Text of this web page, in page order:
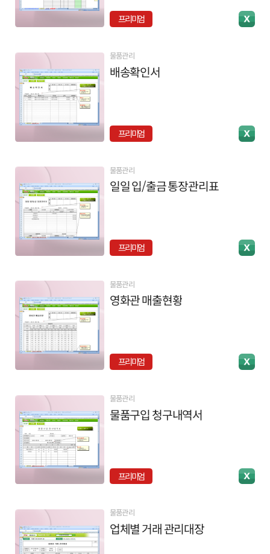
프리미엄
물품관리
배송확인서
프리미엄
물품관리
일일 입/출금 통장관리표
프리미엄
물품관리
영화관 매출현황
프리미엄
물품관리
물품구입 청구내역서
프리미엄
물품관리
업체별 거래 관리대장